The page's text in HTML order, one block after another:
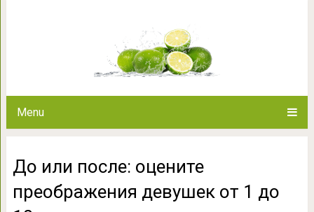
Menu
До или после: оцените
преображения девушек от 1 до